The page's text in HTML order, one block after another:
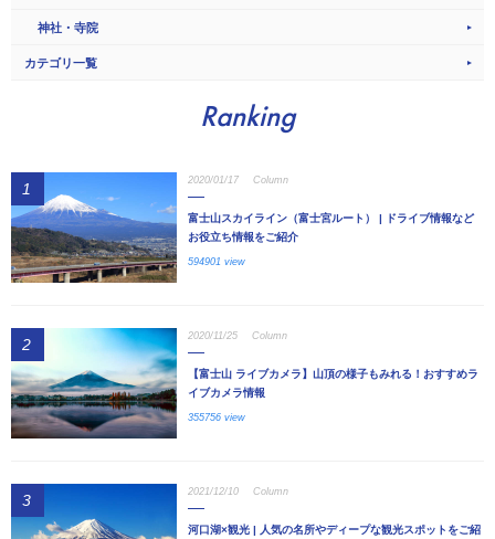
神社・寺院
カテゴリ一覧
Ranking
1 2020/01/17 Column
富士山スカイライン（富士宮ルート） | ドライブ情報など
お役立ち情報をご紹介
594901 view
2 2020/11/25 Column
【富士山 ライブカメラ】山頂の様子もみれる！おすすめラ
イブカメラ情報
355756 view
3 2021/12/10 Column
河口湖×観光 | 人気の名所やディープな観光スポットをご紹